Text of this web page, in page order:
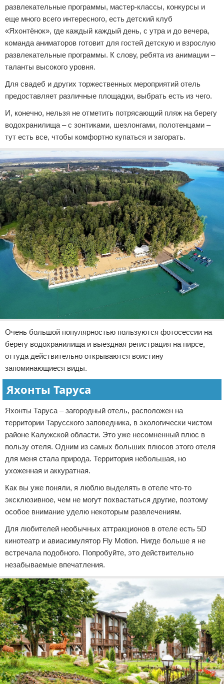
развлекательные программы, мастер-классы, конкурсы и
еще много всего интересного, есть детский клуб
«Яхонтёнок», где каждый каждый день, с утра и до вечера,
команда аниматоров готовит для гостей детскую и взрослую
развлекательные программы. К слову, ребята из анимации –
таланты высокого уровня.
Для свадеб и других торжественных мероприятий отель
предоставляет различные площадки, выбрать есть из чего.
И, конечно, нельзя не отметить потрясающий пляж на берегу
водохранилища – с зонтиками, шезлонгами, полотенцами –
тут есть все, чтобы комфортно купаться и загорать.
Очень большой популярностью пользуются фотосессии на
берегу водохранилища и выездная регистрация на пирсе,
оттуда действительно открываются воистину
запоминающиеся виды.
Яхонты Таруса
Яхонты Таруса – загородный отель, расположен на
территории Тарусского заповедника, в экологически чистом
районе Калужской области. Это уже несомненный плюс в
пользу отеля. Одним из самых больших плюсов этого отеля
для меня стала природа. Территория небольшая, но
ухоженная и аккуратная.
Как вы уже поняли, я люблю выделять в отеле что-то
эксклюзивное, чем не могут похвастаться другие, поэтому
особое внимание уделю некоторым развлечениям.
Для любителей необычных аттракционов в отеле есть 5D
кинотеатр и авиасимулятор Fly Motion. Нигде больше я не
встречала подобного. Попробуйте, это действительно
незабываемые впечатления.